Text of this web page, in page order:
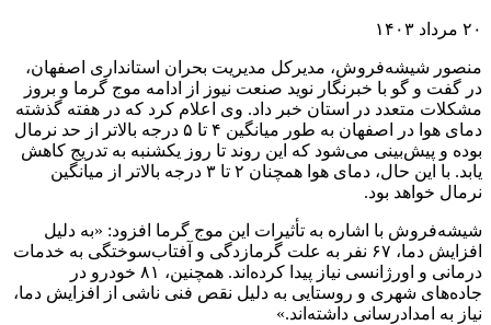
۲۰ مرداد ۱۴۰۳
منصور شیشه‌فروش، مدیرکل مدیریت بحران استانداری اصفهان،
در گفت و گو با خبرنگار نوید صنعت نیوز از ادامه موج گرما و بروز
مشکلات متعدد در استان خبر داد. وی اعلام کرد که در هفته گذشته
دمای هوا در اصفهان به طور میانگین ۴ تا ۵ درجه بالاتر از حد نرمال
بوده و پیش‌بینی می‌شود که این روند تا روز یکشنبه به تدریج کاهش
یابد. با این حال، دمای هوا همچنان ۲ تا ۳ درجه بالاتر از میانگین
نرمال خواهد بود.
شیشه‌فروش با اشاره به تأثیرات این موج گرما افزود: «به دلیل
افزایش دما، ۶۷ نفر به علت گرمازدگی و آفتاب‌سوختگی به خدمات
درمانی و اورژانسی نیاز پیدا کرده‌اند. همچنین، ۸۱ خودرو در
جاده‌های شهری و روستایی به دلیل نقص فنی ناشی از افزایش دما،
نیاز به امدادرسانی داشته‌اند.»